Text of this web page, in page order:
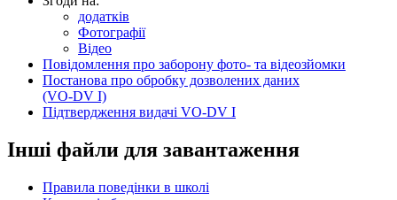
додатків
Фотографії
Відео
Повідомлення про заборону фото- та відеозйомки
Постанова про обробку дозволених даних
(VO-DV I)
Підтвердження видачі VO-DV I
Інші файли для завантаження
Правила поведінки в школі